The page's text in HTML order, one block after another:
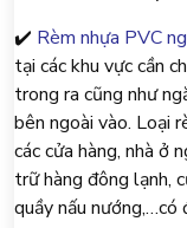
✔️ Rèm nhựa PVC
tại các khu vực cần
trong ra cũng như
bên ngoài vào. Loại
các cửa hàng, nhà ở
trữ hàng đông lạnh,
quầy nấu nướng,…có